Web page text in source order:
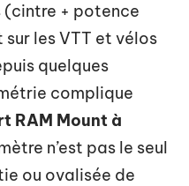
+ potence
les VTT et vélos
quelques
complique
RAM Mount à
n’est pas le seul
ou ovalisée de